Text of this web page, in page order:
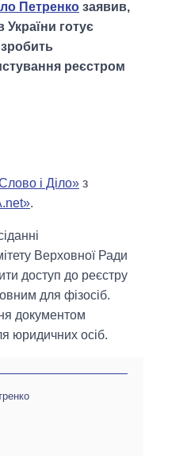
Петренко заявив,
України готує
реєстром
і Діло» з
.
Верховної Ради
доступ до реєстру
для фізосіб.
документом
юридичних осіб.